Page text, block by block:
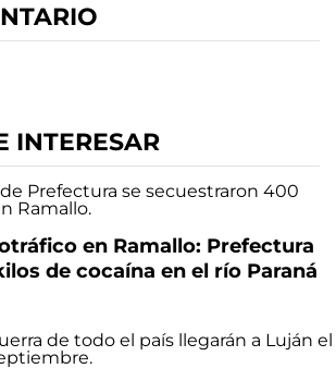
INTERESAR
en Ramallo: Prefectura
de cocaína en el río Paraná